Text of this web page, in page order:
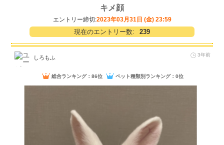
キメ顔
エントリー締切:2023年03月31日 (金) 23:59
現在のエントリー数: 239
しろもふ 3年前
総合ランキング：86位 ペット種類別ランキング：0位